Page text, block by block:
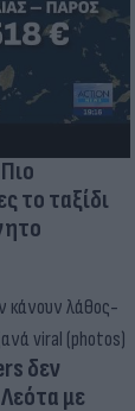
το ταξίδι
δεν
με